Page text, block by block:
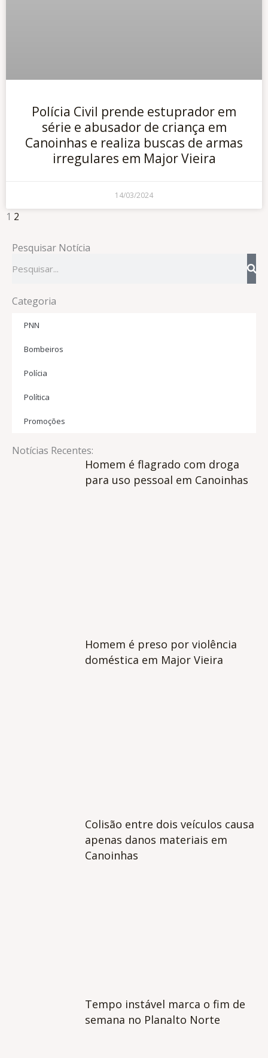
Polícia Civil prende estuprador em
série e abusador de criança em
Canoinhas e realiza buscas de armas
irregulares em Major Vieira
14/03/2024
1 2
Pesquisar Notícia
Categoria
PNN
Bombeiros
Polícia
Política
Promoções
Notícias Recentes:
Homem é flagrado com droga
para uso pessoal em Canoinhas
Homem é preso por violência
doméstica em Major Vieira
Colisão entre dois veículos causa
apenas danos materiais em
Canoinhas
Tempo instável marca o fim de
semana no Planalto Norte